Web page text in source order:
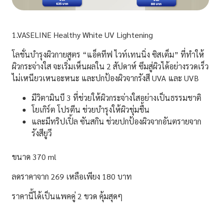
1.VASELINE Healthy White UV Lightening
โลชั่นบำรุงผิวกายสูตร “แอ็คทีฟ ไวท์เทนนิ่ง ซิสเต็ม” ที่ทำให้
ผิวกระจ่างใส จะเริ่มเห็นผลใน 2 สัปดาห์ ซึมสู่ผิวได้อย่างรวดเร็ว
ไม่เหนียวเหนอะหนะ และปกป้องผิวจากรังสี UVA และ UVB
มีวิตามินบี 3 ที่ช่วยให้ผิวกระจ่างใสอย่างเป็นธรรมชาติ
โยเกิร์ต โปรตีน ช่วยบำรุงให้ผิวชุ่มชื้น
และมีทริปเปิ้ล ซันสกิน ช่วยปกป้องผิวจากอันตรายจาก
รังสียูวี
ขนาด 370 ml
ลดราคาจาก 269 เหลือเพียง 180 บาท
ราคานี้ได้เป็นแพคคู่ 2 ขวด คุ้มสุดๆ